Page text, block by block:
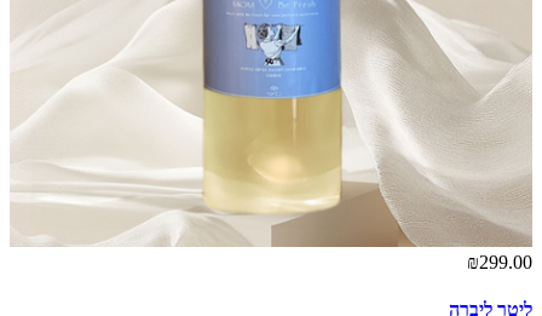
₪299.00
ליטר ליברה